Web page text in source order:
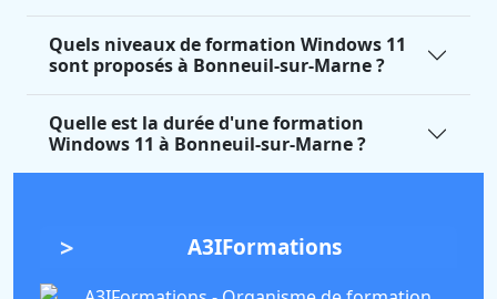
Quels niveaux de formation Windows 11
sont proposés à Bonneuil-sur-Marne ?
Quelle est la durée d'une formation
Windows 11 à Bonneuil-sur-Marne ?
A3IFormations